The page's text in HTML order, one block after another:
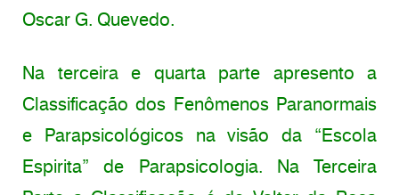
Oscar G. Quevedo.
Na terceira e quarta parte apresento a
Classificação dos Fenômenos Paranormais
e Parapsicológicos na visão da “Escola
Espirita” de Parapsicologia. Na Terceira